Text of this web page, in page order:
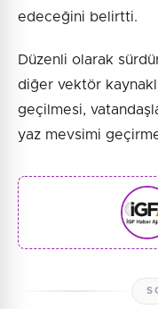
edeceğini belirtti.
Düzenli olarak
diğer vektör
geçilmesi,
yaz mevsimi